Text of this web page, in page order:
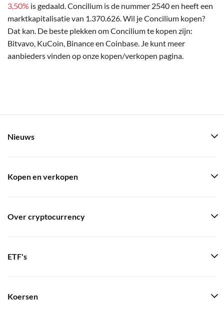
3,50% is gedaald. Concilium is de nummer 2540 en heeft een
marktkapitalisatie van 1.370.626. Wil je Concilium kopen?
Dat kan. De beste plekken om Concilium te kopen zijn:
Bitvavo, KuCoin, Binance en Coinbase. Je kunt meer
aanbieders vinden op onze kopen/verkopen pagina.
Nieuws
Kopen en verkopen
Over cryptocurrency
ETF's
Koersen